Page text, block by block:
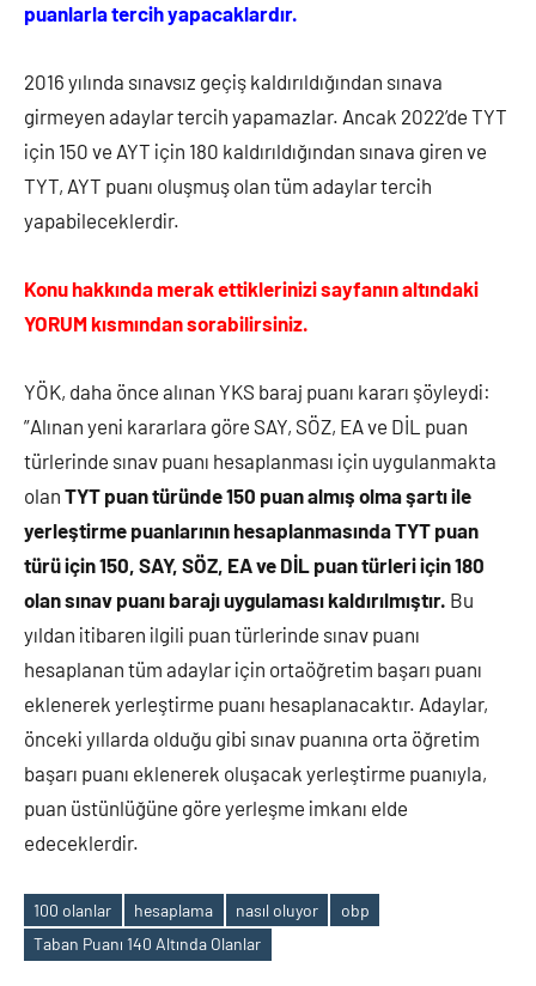
puanlarla tercih yapacaklardır.
2016 yılında sınavsız geçiş kaldırıldığından sınava
girmeyen adaylar tercih yapamazlar. Ancak 2022’de TYT
için 150 ve AYT için 180 kaldırıldığından sınava giren ve
TYT, AYT puanı oluşmuş olan tüm adaylar tercih
yapabileceklerdir.
Konu hakkında merak ettiklerinizi sayfanın altındaki
YORUM kısmından sorabilirsiniz.
YÖK, daha önce alınan YKS baraj puanı kararı şöyleydi:
”Alınan yeni kararlara göre SAY, SÖZ, EA ve DİL puan
türlerinde sınav puanı hesaplanması için uygulanmakta
olan TYT puan türünde 150 puan almış olma şartı ile
yerleştirme puanlarının hesaplanmasında TYT puan
türü için 150, SAY, SÖZ, EA ve DİL puan türleri için 180
olan sınav puanı barajı uygulaması kaldırılmıştır. Bu
yıldan itibaren ilgili puan türlerinde sınav puanı
hesaplanan tüm adaylar için ortaöğretim başarı puanı
eklenerek yerleştirme puanı hesaplanacaktır. Adaylar,
önceki yıllarda olduğu gibi sınav puanına orta öğretim
başarı puanı eklenerek oluşacak yerleştirme puanıyla,
puan üstünlüğüne göre yerleşme imkanı elde
edeceklerdir.
Etiketler
100 olanlar hesaplama nasıl oluyor
obp
Taban Puanı 140 Altında Olanlar